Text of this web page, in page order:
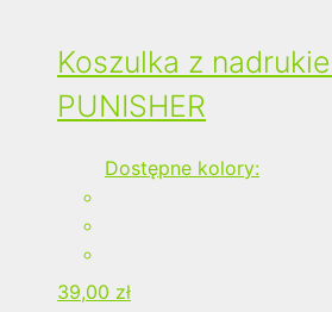
Koszulka z
PUNISHER
Dostępne kolory:
39,00 zł